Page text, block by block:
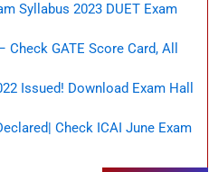
Syllabus 2023 DUET Exam
GATE Score Card, All
Issued! Download Exam Hall
Check ICAI June Exam